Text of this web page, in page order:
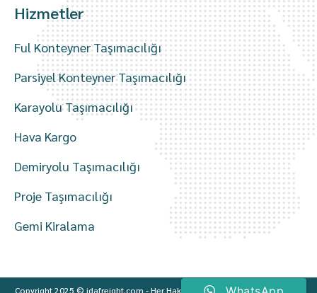
Hizmetler
Ful Konteyner Taşımacılığı
Parsiyel Konteyner Taşımacılığı
Karayolu Taşımacılığı
Hava Kargo
Demiryolu Taşımacılığı
Proje Taşımacılığı
Gemi Kiralama
Copyright 2025 © idafreight.com - Her Hakkı Saklıdır. Hiçbir Bilgi ve Görsel